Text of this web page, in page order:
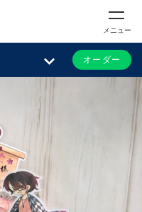
メニュー
オーダー